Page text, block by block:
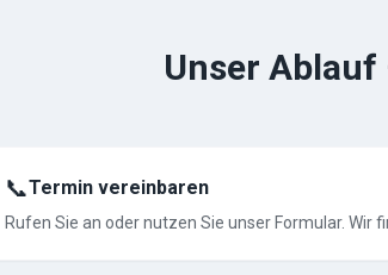
Unser
📞Termin vereinbaren
Rufen Sie an oder nutzen Sie unser Formular. Wir